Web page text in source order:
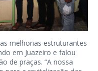
melhorias estruturantes
em Juazeiro e falou
de praças. “A nossa